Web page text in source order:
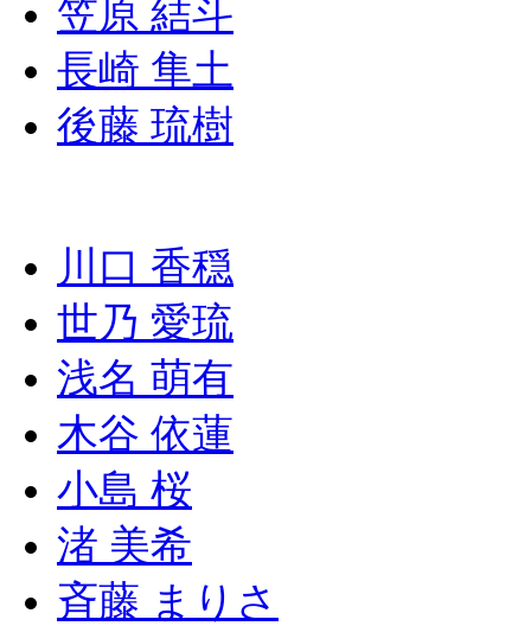
笠原 結斗
長崎 隼土
後藤 琉樹
川口 香穏
世乃 愛琉
浅名 萌有
木谷 依蓮
小島 桜
渚 美希
⻫藤 まりさ